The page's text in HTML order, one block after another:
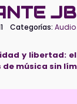
Categorías:
y libertad:
de música sin